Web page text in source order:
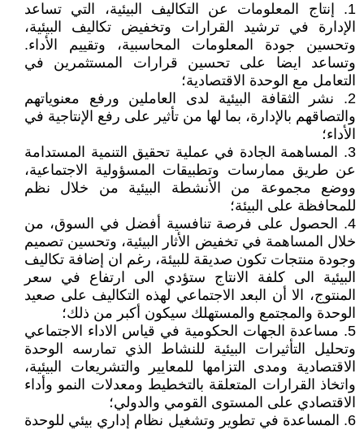
1. إنتاج المعلومات عن التكاليف البيئية، التي تساعد
الإدارة في ترشيد القرارات وتخفيض تكاليف البيئية،
وتحسين جودة المعلومات المحاسبية، وتقييم الأداء.
وتساعد ايضا على تحسين قرارات المستثمرين في
التعامل مع الوحدة الاقتصادية؛
2. نشر الثقافة البيئية لدى العاملين ورفع معنوياتهم
والتصاقهم بالإدارة، بما لها من تأثير على رفع الإنتاجية في
الأداء؛
3. المساهمة الجادة في عملية تحقيق التنمية المستدامة
عن طريق ممارسات وتطبيقات المسؤولية الاجتماعية،
ووضع مجموعة من الأنشطة البيئية من خلال نظم
للمحافظة على البيئة؛
4. الحصول على فرصة تنافسية أفضل في السوق، من
خلال المساهمة في تخفيض الأثار البيئية، وتحسين تصميم
وجودة منتجات تكون صديقة للبيئة، رغم ان إضافة تكاليف
البيئية الى كلفة الانتاج ستؤدي الى ارتفاع في سعر
المنتوج، الا أن البعد الاجتماعي لهذه التكاليف على صعيد
الوحدة والمجتمع والمستهلك سيكون أكبر من ذلك؛
5. مساعدة الجهات الحكومية في قياس الاداء الاجتماعي
وتحليل التأثيرات البيئية للنشاط الذي تمارسه الوحدة
الاقتصادية ومدى التزامها للمعايير والتشريعات البيئية،
واتخاذ القرارات المتعلقة بالتخطيط ومعدلات النمو وأداء
الاقتصادي على المستوى القومي والدولي؛
6. المساعدة في تطوير وتشغيل نظام إداري بيئي للوحدة